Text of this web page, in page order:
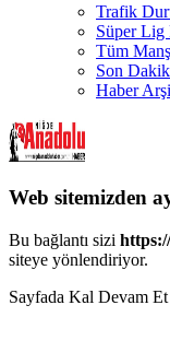
Trafik
Süper Lig
Tüm
Son
Haber
Web sitemizden
Bu bağlantı sizi
siteye yönlendiriyor.
Sayfada Kal Devam Et